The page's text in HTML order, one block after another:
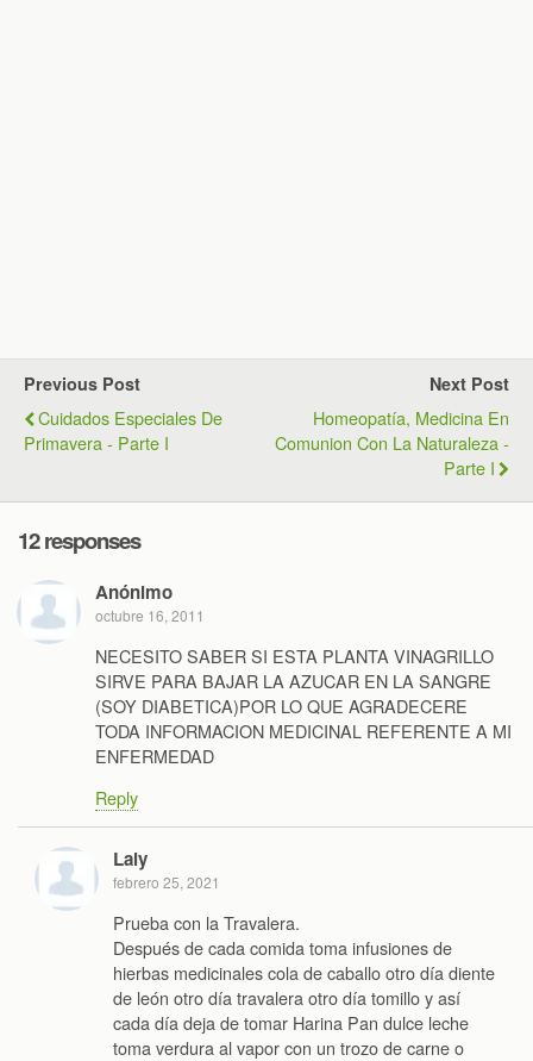
Previous Post
Cuidados Especiales De
Primavera - Parte I
Next Post
Homeopatía, Medicina En
Comunion Con La Naturaleza -
Parte I
12 responses
Anónimo
octubre 16, 2011
NECESITO SABER SI ESTA PLANTA VINAGRILLO
SIRVE PARA BAJAR LA AZUCAR EN LA SANGRE
(SOY DIABETICA)POR LO QUE AGRADECERE
TODA INFORMACION MEDICINAL REFERENTE A MI
ENFERMEDAD
Reply
Laly
febrero 25, 2021
Prueba con la Travalera.
Después de cada comida toma infusiones de
hierbas medicinales cola de caballo otro día diente
de león otro día travalera otro día tomillo y así
cada día deja de tomar Harina Pan dulce leche
toma verdura al vapor con un trozo de carne o